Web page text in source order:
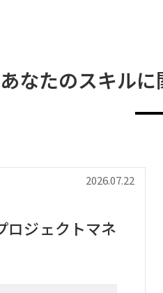
あなたのスキル
2026.07.22
ロジェクトマネ